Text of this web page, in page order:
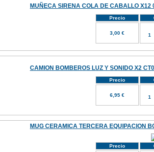
MUÑECA SIRENA COLA DE CABALLO X12
Precio
3,00 €
CAMION BOMBEROS LUZ Y SONIDO X2
Precio
6,95 €
MUG CERAMICA TERCERA EQUIPACION
Precio